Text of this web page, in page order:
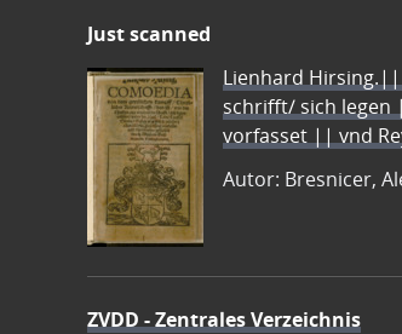
Just scanned
Lienhard
schrifft/ sich legen
vorfasset || vnd
Autor: Bresnicer,
ZVDD - Zentrales Verzeichnis